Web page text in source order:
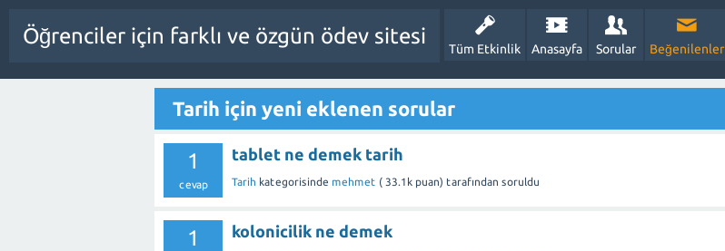
Öğrenciler için farklı ve özgün ödev sitesi
Tüm Etkinlik Anasayfa Sorular Beğenilenler
Tarih için yeni eklenen sorular
1
cevap
tablet ne demek tarih
Tarih kategorisinde mehmet ( 33.1k puan) tarafından soruldu
1 kolonicilik ne demek